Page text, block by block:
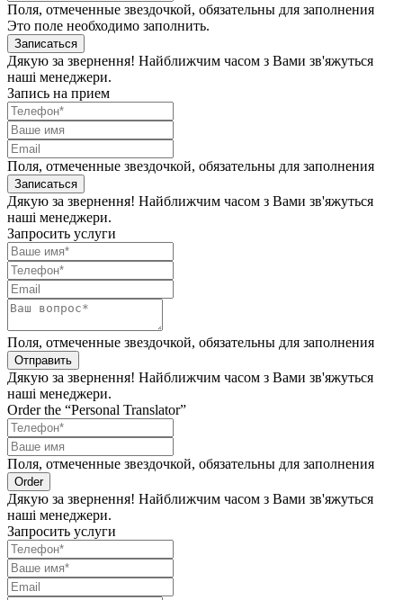
Поля, отмеченные звездочкой, обязательны для заполнения
Это поле необходимо заполнить.
Записаться
Дякую за звернення! Найближчим часом з Вами зв'яжуться
наші менеджери.
Запись на прием
Поля, отмеченные звездочкой, обязательны для заполнения
Записаться
Дякую за звернення! Найближчим часом з Вами зв'яжуться
наші менеджери.
Запросить услуги
Поля, отмеченные звездочкой, обязательны для заполнения
Отправить
Дякую за звернення! Найближчим часом з Вами зв'яжуться
наші менеджери.
Order the “Personal Translator”
Поля, отмеченные звездочкой, обязательны для заполнения
Order
Дякую за звернення! Найближчим часом з Вами зв'яжуться
наші менеджери.
Запросить услуги